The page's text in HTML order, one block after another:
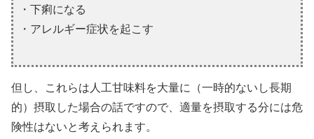
・下痢になる
・アレルギー症状を起こす
但し、これらは人工甘味料を大量に（一時的ないし長期
的）摂取した場合の話ですので、適量を摂取する分には危
険性はないと考えられます。